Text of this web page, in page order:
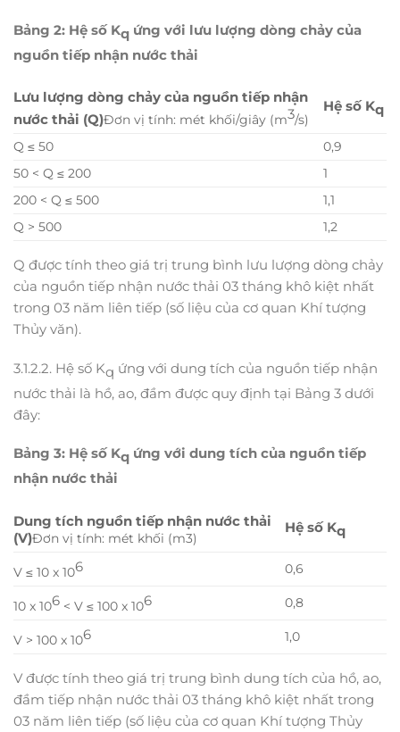
Bảng 2: Hệ số Kq ứng với lưu lượng dòng chảy của
nguồn tiếp nhận nước thải
Lưu lượng dòng chảy của nguồn tiếp nhận
nước thải (Q)Đơn vị tính: mét khối/giây (m3/s)
Hệ số Kq
Q ≤ 50
0,9
50 < Q ≤ 200
1
200 < Q ≤ 500
1,1
Q > 500
1,2
Q được tính theo giá trị trung bình lưu lượng dòng chảy
của nguồn tiếp nhận nước thải 03 tháng khô kiệt nhất
trong 03 năm liên tiếp (số liệu của cơ quan Khí tượng
Thủy văn).
3.1.2.2. Hệ số Kq ứng với dung tích của nguồn tiếp nhận
nước thải là hồ, ao, đầm được quy định tại Bảng 3 dưới
đây:
Bảng 3: Hệ số Kq ứng với dung tích của nguồn tiếp
nhận nước thải
Dung tích nguồn tiếp nhận nước thải
(V)Đơn vị tính: mét khối (m3)
Hệ số Kq
V ≤ 10 x 106 0,6
10 x 106 < V ≤ 100 x 106 0,8
V > 100 x 106 1,0
V được tính theo giá trị trung bình dung tích của hồ, ao,
đầm tiếp nhận nước thải 03 tháng khô kiệt nhất trong
03 năm liên tiếp (số liệu của cơ quan Khí tượng Thủy